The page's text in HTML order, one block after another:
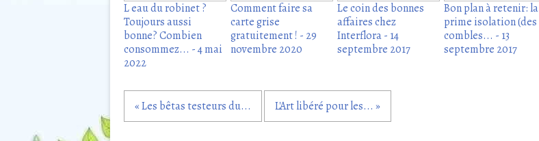
L eau du robinet ?
Toujours aussi
bonne? Combien
consommez... - 4 mai
2022
Comment faire sa
carte grise
gratuitement ! - 29
novembre 2020
Le coin des bonnes
affaires chez
Interflora - 14
septembre 2017
Bon plan à retenir: la
prime isolation (des
combles... - 13
septembre 2017
« Les bêtas testeurs du... L'Art libéré pour les... »